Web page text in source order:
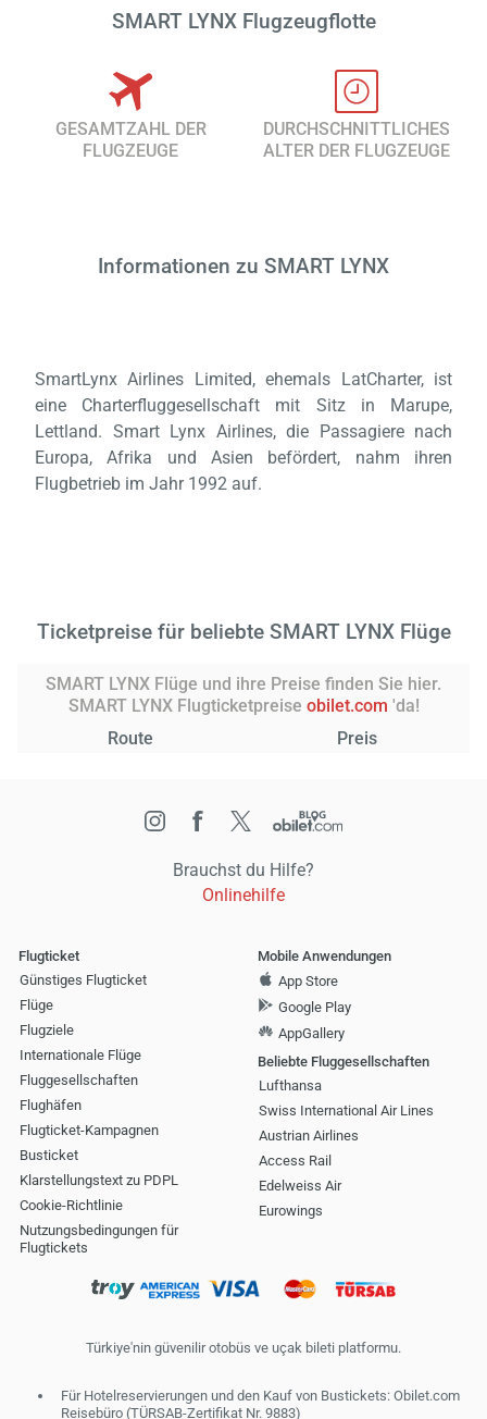
SMART LYNX Flugzeugflotte
GESAMTZAHL DER
FLUGZEUGE
DURCHSCHNITTLICHES
ALTER DER FLUGZEUGE
Informationen zu SMART LYNX
SmartLynx Airlines Limited, ehemals LatCharter, ist
eine Charterfluggesellschaft mit Sitz in Marupe,
Lettland. Smart Lynx Airlines, die Passagiere nach
Europa, Afrika und Asien befördert, nahm ihren
Flugbetrieb im Jahr 1992 auf.
Ticketpreise für beliebte SMART LYNX Flüge
SMART LYNX Flüge und ihre Preise finden Sie hier.
SMART LYNX Flugticketpreise obilet.com 'da!
Route
Preis
Brauchst du Hilfe?
Onlinehilfe
Flugticket
Günstiges Flugticket
Flüge
Flugziele
Internationale Flüge
Fluggesellschaften
Flughäfen
Flugticket-Kampagnen
Busticket
Klarstellungstext zu PDPL
Cookie-Richtlinie
Nutzungsbedingungen für
Flugtickets
Mobile Anwendungen
App Store
Google Play
AppGallery
Beliebte Fluggesellschaften
Lufthansa
Swiss International Air Lines
Austrian Airlines
Access Rail
Edelweiss Air
Eurowings
Türkiye'nin güvenilir otobüs ve uçak bileti platformu.
Für Hotelreservierungen und den Kauf von Bustickets: Obilet.com
Reisebüro (TÜRSAB-Zertifikat Nr. 9883)